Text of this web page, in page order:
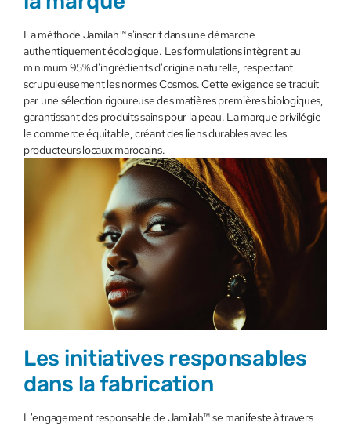
La méthode Jamilah™ s'inscrit dans une démarche
authentiquement écologique. Les formulations intègrent au
minimum 95% d'ingrédients d'origine naturelle, respectant
scrupuleusement les normes Cosmos. Cette exigence se traduit
par une sélection rigoureuse des matières premières biologiques,
garantissant des produits sains pour la peau. La marque privilégie
le commerce équitable, créant des liens durables avec les
producteurs locaux marocains.
Les initiatives responsables
dans la fabrication
L'engagement responsable de Jamilah™ se manifeste à travers